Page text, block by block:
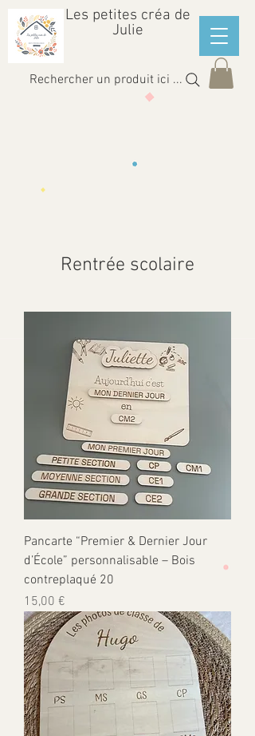
Les petites créa de
Julie
Rechercher un produit ici ...
Rentrée scolaire
Pancarte “Premier & Dernier Jour
d’École” personnalisable – Bois
contreplaqué 20
Prix
15,00 €